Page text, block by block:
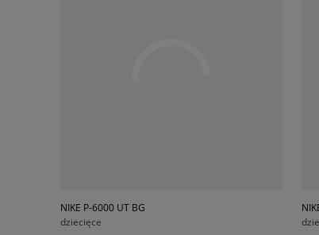
NIKE P-6000 UT BG
dziecięce